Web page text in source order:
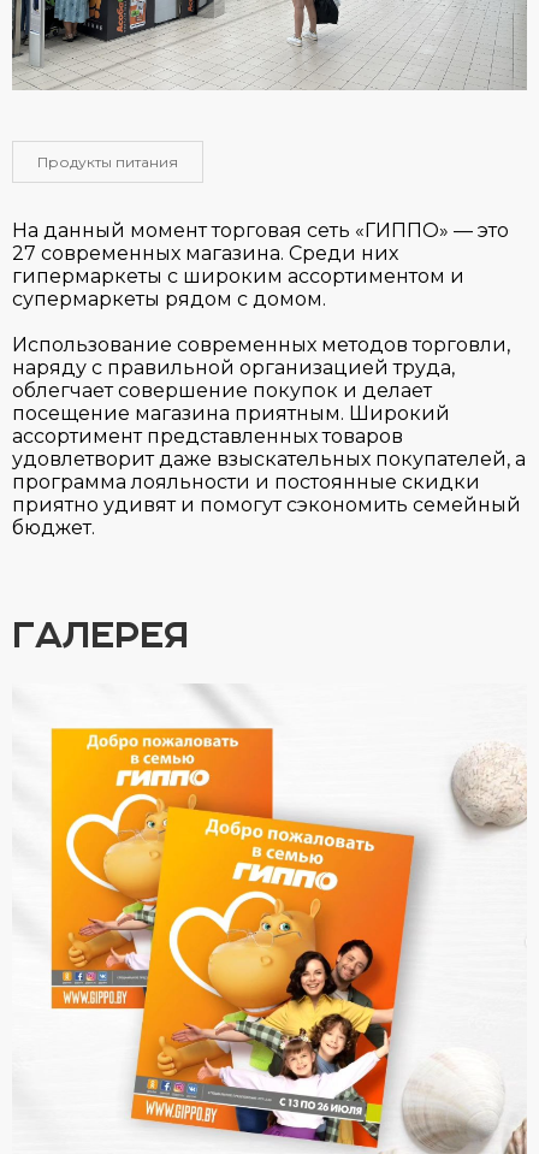
Продукты питания
На данный момент торговая сеть «ГИППО» — это
27 современных магазина. Среди них
гипермаркеты с широким ассортиментом и
супермаркеты рядом с домом.
Использование современных методов торговли,
наряду с правильной организацией труда,
облегчает совершение покупок и делает
посещение магазина приятным. Широкий
ассортимент представленных товаров
удовлетворит даже взыскательных покупателей, а
программа лояльности и постоянные скидки
приятно удивят и помогут сэкономить семейный
бюджет.
ГАЛЕРЕЯ